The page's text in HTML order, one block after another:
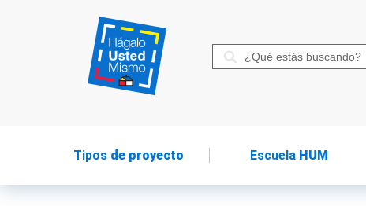
Tipos de proyecto Escuela HUM